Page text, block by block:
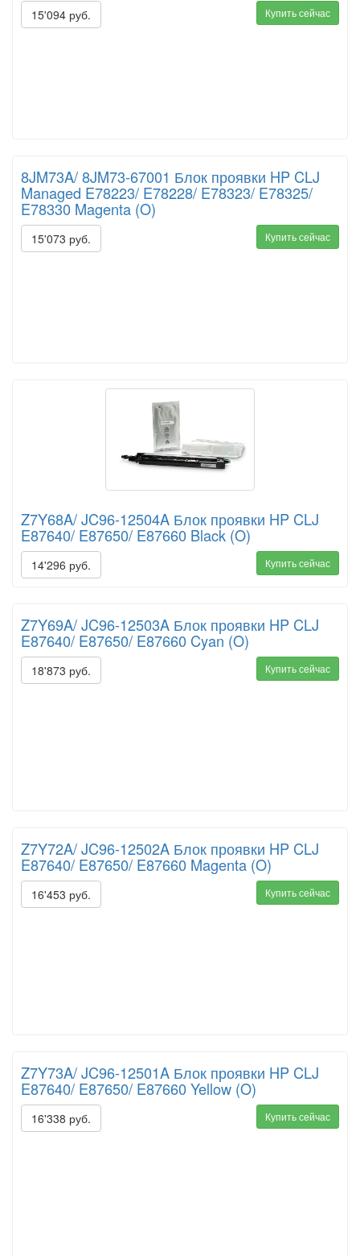
15'094 руб. Купить сейчас
8JM73A/ 8JM73-67001 Блок проявки HP CLJ
Managed E78223/ E78228/ E78323/ E78325/
E78330 Magenta (O)
15'073 руб. Купить сейчас
Z7Y68A/ JC96-12504A Блок проявки HP CLJ
E87640/ E87650/ E87660 Black (O)
14'296 руб. Купить сейчас
Z7Y69A/ JC96-12503A Блок проявки HP CLJ
E87640/ E87650/ E87660 Cyan (O)
18'873 руб. Купить сейчас
Z7Y72A/ JC96-12502A Блок проявки HP CLJ
E87640/ E87650/ E87660 Magenta (O)
16'453 руб. Купить сейчас
Z7Y73A/ JC96-12501A Блок проявки HP CLJ
E87640/ E87650/ E87660 Yellow (O)
16'338 руб. Купить сейчас